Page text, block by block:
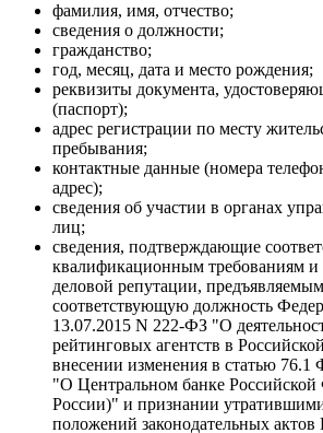
фамилия, имя, отчество;
сведения о должности;
гражданство;
год, месяц, дата и место рождения;
реквизиты документа,
(паспорт);
адрес регистрации по месту
пребывания;
контактные данные (номера
адрес);
сведения об участии в органах
лиц;
сведения, подтверждающие
квалификационным требованиям и
деловой репутации,
соответствующую должность
13.07.2015 N 222-ФЗ "О
рейтинговых агентств в
внесении изменения в статью 76.1
"О Центральном банке
России)" и признании
положений законодательных актов